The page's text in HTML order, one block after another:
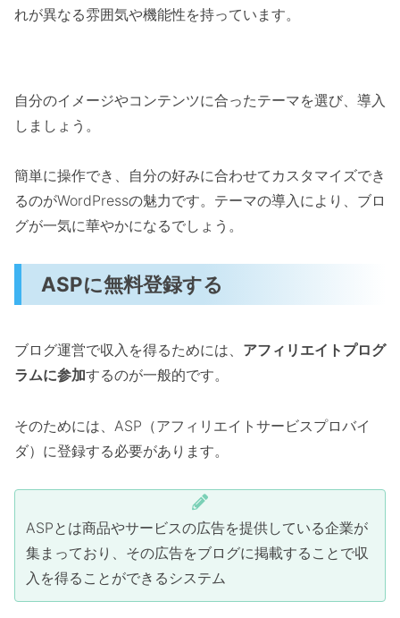
れが異なる雰囲気や機能性を持っています。
自分のイメージやコンテンツに合ったテーマを選び、導入
しましょう。
簡単に操作でき、自分の好みに合わせてカスタマイズでき
るのがWordPressの魅力です。テーマの導入により、ブロ
グが一気に華やかになるでしょう。
ASPに無料登録する
ブログ運営で収入を得るためには、 アフィリエイトプログ
ラムに参加するのが一般的です。
そのためには、ASP（アフィリエイトサービスプロバイ
ダ）に登録する必要があります。
ASPとは商品やサービスの広告を提供している企業が
集まっており、その広告をブログに掲載することで収
入を得ることができるシステム